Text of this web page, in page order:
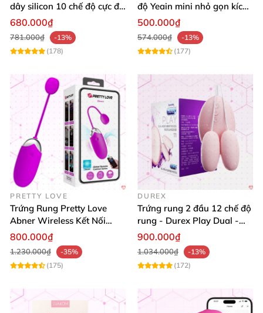
dây silicon 10 chế độ cực đã
giá tốt
680.000₫
781.000₫
-13%
(178)
độ Yeain mini nhỏ gọn kích
thích
500.000₫
574.000₫
-13%
(177)
PRETTY LOVE
Trứng Rung Pretty Love
Abner Wireless Kết Nối
Smartphone Tốt Nhất
800.000₫
1.230.000₫
-35%
(175)
DUREX
Trứng rung 2 đầu 12 chế độ
rung - Durex Play Dual -
Head Vibrating Egg 11
900.000₫
1.034.000₫
-13%
(172)